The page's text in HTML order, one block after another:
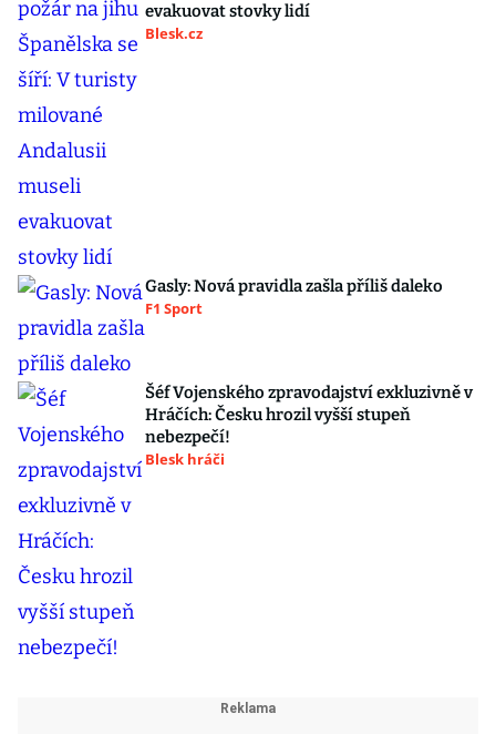
evakuovat stovky lidí
Blesk.cz
Gasly: Nová pravidla zašla příliš daleko
F1 Sport
Šéf Vojenského zpravodajství exkluzivně v
Hráčích: Česku hrozil vyšší stupeň
nebezpečí!
Blesk hráči